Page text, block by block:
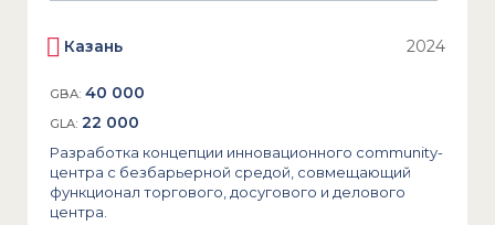
Казань 2024
GBA: 40 000
GLA: 22 000
Разработка концепции инновационного community-
центра с безбарьерной средой, совмещающий
функционал торгового, досугового и делового
центра.